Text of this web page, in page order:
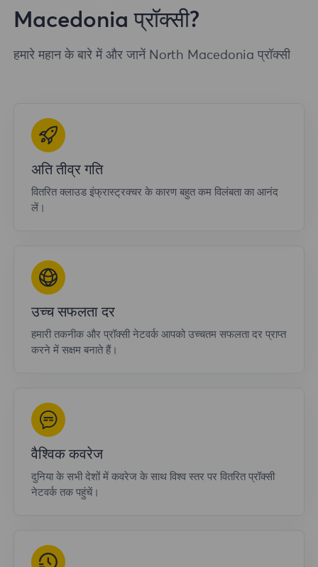
Macedonia प्रॉक्सी?
हमारे महान के बारे में और जानें North Macedonia प्रॉक्सी
अति तीव्र गति
वितरित क्लाउड इंफ्रास्ट्रक्चर के कारण बहुत कम विलंबता का आनंद
लें।
उच्च सफलता दर
हमारी तकनीक और प्रॉक्सी नेटवर्क आपको उच्चतम सफलता दर प्राप्त
करने में सक्षम बनाते हैं।
वैश्विक कवरेज
दुनिया के सभी देशों में कवरेज के साथ विश्व स्तर पर वितरित प्रॉक्सी
नेटवर्क तक पहुंचें।